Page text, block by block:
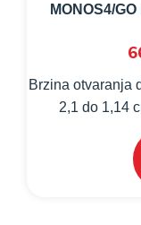
MONOS4/
Brzina otvaranja
2,1 do 1,14